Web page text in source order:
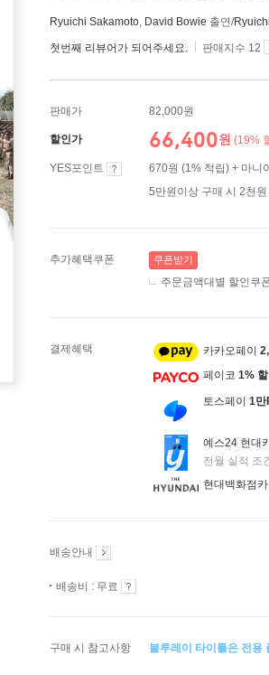
Ryuichi Sakamoto, David Bowie 출연/
첫번째 리뷰어가 되어주세요. 판매지수 12
판매가 82,000원
할인가 66,400원 (19%
YES포인트
670원 (1% 적립) + 마니
5만원이상 구매 시 2천원
추가혜택쿠폰 쿠폰받기
주문금액대별 할인쿠
결제혜택 카카오페이
페이코 1%
토스페이 1만
예스24 현대
전월 실적 조
현대백화점
배송안내
배송비 : 무료
구매 시 참고사항 블루레이 타이틀은 전용